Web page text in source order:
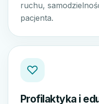
ruchu,
pacjenta.
♡
Profilaktyka i